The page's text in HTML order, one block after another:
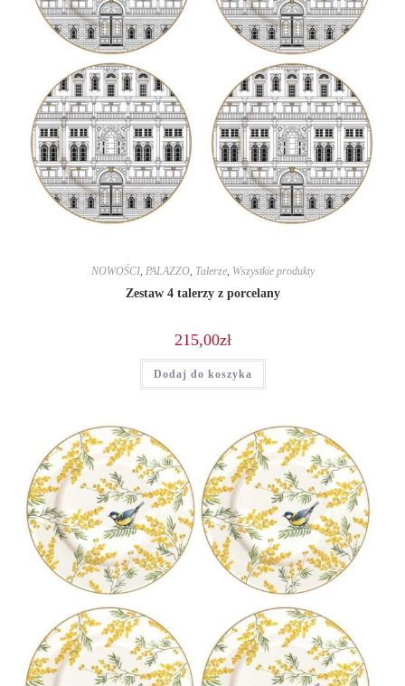
NOWOŚCI, PALAZZO, Talerze, Wszystkie produkty
Zestaw 4 talerzy z porcelany
215,00zł
Dodaj do koszyka